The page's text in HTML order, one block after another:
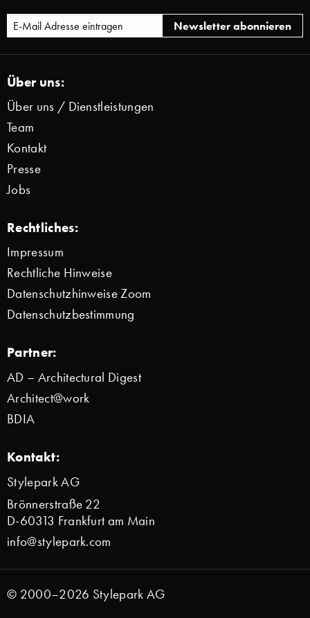
Über uns:
Über uns / Dienstleistungen
Team
Kontakt
Presse
Jobs
Rechtliches:
Impressum
Rechtliche Hinweise
Datenschutzhinweise Zoom
Datenschutzbestimmung
Partner:
AD – Architectural Digest
Architect@work
BDIA
Kontakt:
Stylepark AG
Brönnerstraße 22
D-60313 Frankfurt am Main
info@stylepark.com
© 2000–2026 Stylepark AG